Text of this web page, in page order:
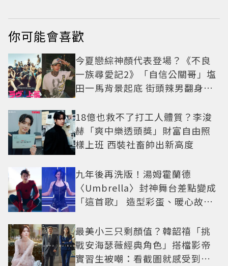
大
你可能會喜歡
今夏戀綜神顏代表登場？《不良
一族尋愛記2》「自信公關哥」塩
田一馬背景起底 街頭辣男翻身當
18億也救不了打工人體質？李浚
赫「爽中樂透頭獎」財富自由照
樣上班 西裝社畜帥出新高度
九年後再洗版！湯姆霍蘭德
〈Umbrella〉封神舞台差點變成
「這首歌」 造型彩蛋、暖心故事
最美小三只剩顏值？韓韶禧「挑
戰安海瑟薇經典角色」搭檔影帝
實習生被嘲：看截圖就感受到演